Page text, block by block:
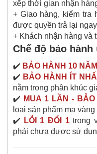
xếp thời gian nhận
+ Giao hàng, kiểm tra
được quyền trả lại
+ Khách nhận hàng và
Chế độ bảo hành
✔️ BẢO HÀNH 10 NĂM
✔️ BẢO HÀNH ÍT
nằm trong phân khúc
✔️ MUA 1 LẦN -
loại sản phẩm mạ
✔️ LỖI 1 ĐỔI 1trong
phải chưa được sử